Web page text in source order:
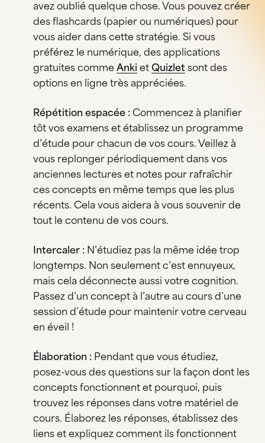
avez oublié quelque chose. Vous pouvez créer
des flashcards (papier ou numériques) pour
vous aider dans cette stratégie. Si vous
préférez le numérique, des applications
gratuites comme Anki et Quizlet sont des
options en ligne très appréciées.
Répétition espacée : Commencez à planifier
tôt vos examens et établissez un programme
d’étude pour chacun de vos cours. Veillez à
vous replonger périodiquement dans vos
anciennes lectures et notes pour rafraîchir
ces concepts en même temps que les plus
récents. Cela vous aidera à vous souvenir de
tout le contenu de vos cours.
Intercaler : N’étudiez pas la même idée trop
longtemps. Non seulement c’est ennuyeux,
mais cela déconnecte aussi votre cognition.
Passez d’un concept à l’autre au cours d’une
session d’étude pour maintenir votre cerveau
en éveil !
Élaboration : Pendant que vous étudiez,
posez-vous des questions sur la façon dont les
concepts fonctionnent et pourquoi, puis
trouvez les réponses dans votre matériel de
cours. Élaborez les réponses, établissez des
liens et expliquez comment ils fonctionnent